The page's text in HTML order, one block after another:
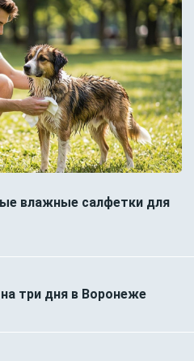
влажные салфетки для
три дня в Воронеже